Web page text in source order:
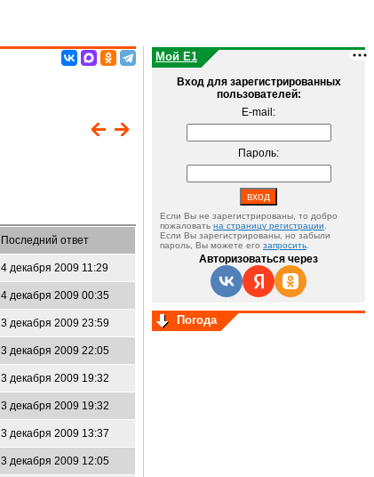
Последний ответ
4 декабря 2009 11:29
4 декабря 2009 00:35
3 декабря 2009 23:59
3 декабря 2009 22:05
3 декабря 2009 19:32
3 декабря 2009 19:32
3 декабря 2009 13:37
3 декабря 2009 12:05
Мой E1
Вход для зарегистрированных
пользователей:
E-mail:
Пароль:
Если Вы не зарегистрированы, то добро
пожаловать на страницу регистрации
Если Вы зарегистрированы, но забыли
пароль, Вы можете его запросить
Авторизоваться через
Погода